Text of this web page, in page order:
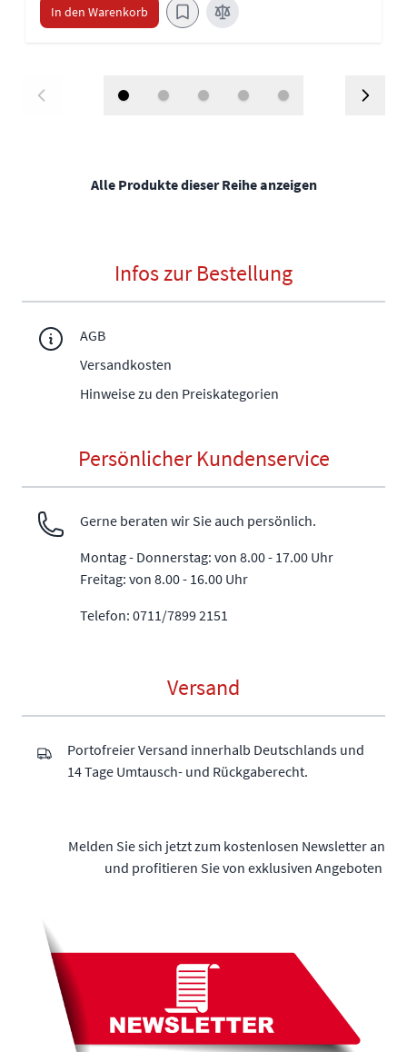
In den Warenkorb
Alle Produkte dieser Reihe anzeigen
Infos zur Bestellung
AGB
Versandkosten
Hinweise zu den Preiskategorien
Persönlicher Kundenservice
Gerne beraten wir Sie auch persönlich.
Montag - Donnerstag: von 8.00 - 17.00 Uhr
Freitag: von 8.00 - 16.00 Uhr
Telefon: 0711/7899 2151
Versand
Portofreier Versand innerhalb Deutschlands und
14 Tage Umtausch- und Rückgaberecht.
Melden Sie sich jetzt zum kostenlosen Newsletter an
und profitieren Sie von exklusiven Angeboten